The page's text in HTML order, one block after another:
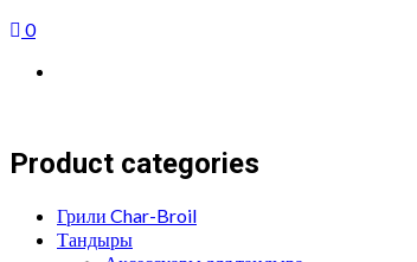
0
Product categories
Грили Char-Broil
Тандыры